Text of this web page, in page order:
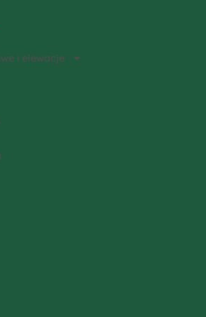
i elewacje